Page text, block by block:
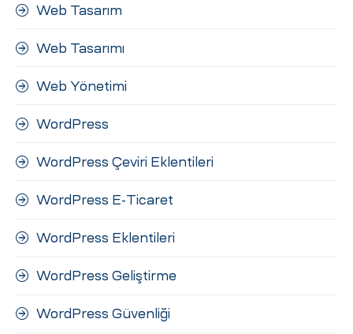
Web Tasarım
Web Tasarımı
Web Yönetimi
WordPress
WordPress Çeviri Eklentileri
WordPress E-Ticaret
WordPress Eklentileri
WordPress Geliştirme
WordPress Güvenliği